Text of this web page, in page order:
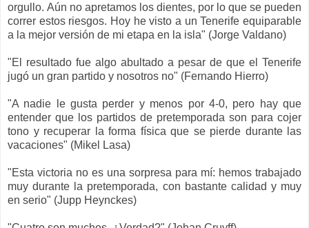
orgullo. Aún no apretamos los dientes, por lo que se pueden
correr estos riesgos. Hoy he visto a un Tenerife equiparable
a la mejor versión de mi etapa en la isla" (Jorge Valdano)
"El resultado fue algo abultado a pesar de que el Tenerife
jugó un gran partido y nosotros no" (Fernando Hierro)
"A nadie le gusta perder y menos por 4-0, pero hay que
entender que los partidos de pretemporada son para cojer
tono y recuperar la forma física que se pierde durante las
vacaciones" (Mikel Lasa)
"Esta victoria no es una sorpresa para mí: hemos trabajado
muy durante la pretemporada, con bastante calidad y muy
en serio" (Jupp Heynckes)